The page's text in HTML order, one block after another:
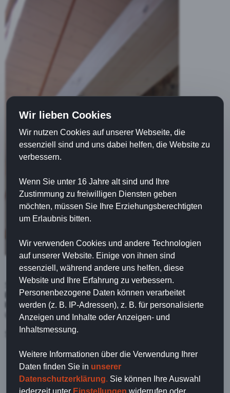
Innenausbau mit dem Nachwuchs
Sie erhalten bei uns neben der persönliche
Beratunghandwerkliche Qualität. Mit unserem Angebot für
Innenausbau in Kirchberg-Jagstsind wir für Sie da, auch
überregional!
Sie habenFragen?Sie haben
Mehr zum Thema Innenausbau jetzt hier:
Wir lieben Cookies
Wir nutzen Cookies auf unserer Webseite, die
essenziell sind und uns dabei helfen, die Website zu
verbessern.
Wenn Sie unter 16 Jahre alt sind und Ihre
Zustimmung zu freiwilligen Diensten geben
möchten, müssen Sie Ihre Erziehungsberechtigten
um Erlaubnis bitten.
Wir verwenden Cookies und andere Technologien
auf unserer Website. Einige von ihnen sind
essenziell, während andere uns helfen, diese
Website und Ihre Erfahrung zu verbessern.
Personenbezogene Daten können verarbeitet
werden (z. B. IP-Adressen), z. B. für personalisierte
Anzeigen und Inhalte oder Anzeigen- und
Inhaltsmessung.
Weitere Informationen über die Verwendung Ihrer
Daten finden Sie in unserer
Datenschutzerklärung. Sie können Ihre Auswahl
jederzeit unter Einstellungen widerrufen oder